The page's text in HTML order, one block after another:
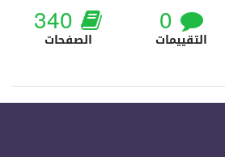
0
التقييمات 340
الصفحات